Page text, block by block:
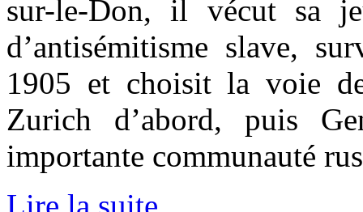
sur-le-Don, il vécut sa
d’antisémitisme slave,
1905 et choisit la voie
Zurich d’abord, puis
importante communauté
Lire la suite